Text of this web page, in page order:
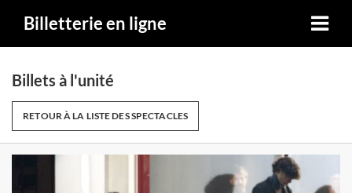
Billetterie en ligne
Billets à l'unité
RETOUR À LA LISTE DES SPECTACLES